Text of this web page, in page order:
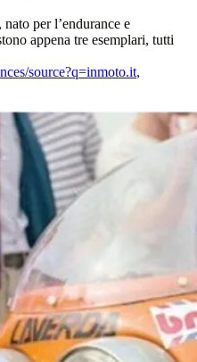
per l’endurance e
appena tre esemplari, tutti
source?q=inmoto.it,